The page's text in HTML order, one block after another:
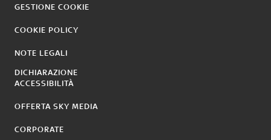
GESTIONE COOKIE
COOKIE POLICY
NOTE LEGALI
DICHIARAZIONE
ACCESSIBILITÀ
OFFERTA SKY MEDIA
CORPORATE